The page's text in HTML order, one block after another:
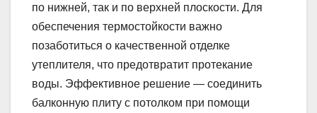
по нижней, так и по верхней плоскости. Для
обеспечения термостойкости важно
позаботиться о качественной отделке
утеплителя, что предотвратит протекание
воды. Эффективное решение — соединить
балконную плиту с потолком при помощи